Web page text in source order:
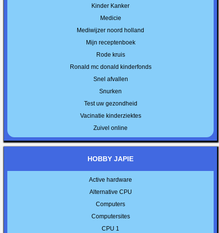
Kinder Kanker
Medicie
Mediwijzer noord holland
Mijn receptenboek
Rode kruis
Ronald mc donald kinderfonds
Snel afvallen
Snurken
Test uw gezondheid
Vacinatie kinderziektes
Zuivel online
HOBBY JAPIE
Active hardware
Alternative CPU
Computers
Computersites
CPU 1